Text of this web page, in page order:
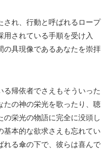
され、行動と呼ばれるロープ
用されている手順を受け入
の具現像であるあなたを崇拝
る帰依者でさえもそういった
たの神の栄光を歌ったり、聴
の栄光の物語に完全に没頭し
基本的な欲求さえも忘れてい
れる傘の下で、彼らは喜んで